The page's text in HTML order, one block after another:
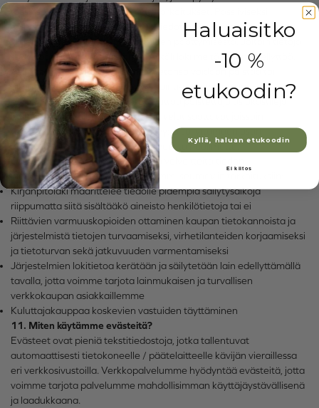
tässä selosteessa mainitut käyttötarkoitukset. Passiiviseksi
toteamamme asiakastilin henkilötiedot poistamme viimeistään
viiden vuoden kuluttua aktiivisuuden päättymisestä. Joitain tietoja
saatetaan säilyttää kauemmin, mikäli laki meitä siihen edellyttää.
Asiakkaan niin halutessa hänen tietonsa voidaan poistaa tai
anonymisoida. Poisto ja anonymisointi-toimenpide on
peruuttamaton, emmekä voi palauttaa poistettuja asiakastilejä.
Lainsäädäntö tai maksamattomat velat saattavat joissain
tapauksissa velvoittaa Finnsvala Oy:tä säilyttämään osan
asiakastiedoista anonymisointitoiveesta huolimatta.
Osalle tietoa lainsäädäntö asettaa velvoitteita tiedon
pidempiaikaiselle tallentamiselle, mm. seuraaviin tarkoituksiin:
Kirjanpitolaki määrittelee tiedolle pidempiä säilytysaikoja
riippumatta siitä sisältääkö aineisto henkilötietoja tai ei
Riittävien varmuuskopioiden ottaminen kaupan tietokannoista ja
järjestelmistä tietojen turvaamiseksi, virhetilanteiden korjaamiseksi
ja tietoturvan sekä jatkuvuuden varmentamiseksi
Järjestelmien lokitietoa kerätään ja säilytetään lain edellyttämällä
tavalla, jotta voimme tarjota lainmukaisen ja turvallisen
verkkokaupan asiakkaillemme
Kuluttajakauppaa koskevien vastuiden täyttäminen
11. Miten käytämme evästeitä?
Evästeet ovat pieniä tekstitiedostoja, jotka tallentuvat
automaattisesti tietokoneelle / päätelaitteelle kävijän vieraillessa
eri verkkosivustoilla. Verkkopalvelumme hyödyntää evästeitä, jotta
voimme tarjota palvelumme mahdollisimman käyttäjäystävällisenä
ja laadukkaana.
Haluaisitko
-10 %
etukoodin?
Kyllä, haluan etukoodin
Ei kiitos